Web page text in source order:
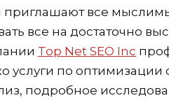
приглашают все
все на достаточно
Top Net SEO Inc
услуги по оптимизации
подробное